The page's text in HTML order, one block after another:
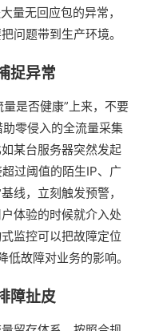
量无回应包的异常，
问题带到生产环境。
捉异常
是否健康”上来，不要
零侵入的全流量采集
某台服务器突然发起
过阈值的陌生IP、广
线，立刻触发预警，
体验的时候就介入处
监控可以把故障定位
故障对业务的影响。
障扯皮